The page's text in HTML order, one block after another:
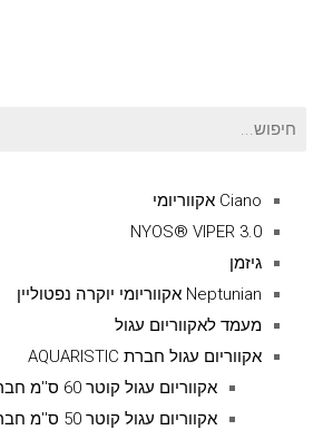
חיפוש
Ciano אקווריומי
NYOS® VIPER 3.0
גיזמן
Neptunian אקווריומי יוקרה נפטוליין
מעמד לאקווריום עגול
אקווריום עגול חברת AQUARISTIC
אקווריום עגול קוטר 60 ס''מ חברת AQUARISTIC
אקווריום עגול קוטר 50 ס''מ חברת AQUARISTIC